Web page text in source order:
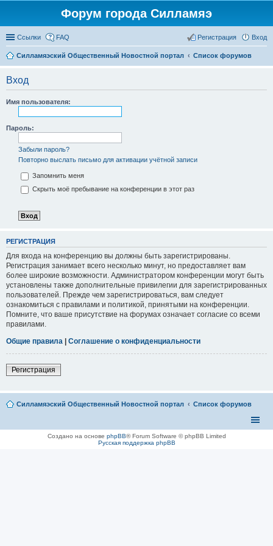
Форум города Силламяэ
Ссылки FAQ Вход
Регистрация
Силламяэский Общественный Новостной портал Список форумов
Вход
Имя пользователя:
Пароль:
Забыли пароль?
Повторно выслать письмо для активации учётной записи
Запомнить меня
Скрыть моё пребывание на конференции в этот раз
РЕГИСТРАЦИЯ
Для входа на конференцию вы должны быть зарегистрированы.
Регистрация занимает всего несколько минут, но предоставляет вам
более широкие возможности. Администратором конференции могут быть
установлены также дополнительные привилегии для зарегистрированных
пользователей. Прежде чем зарегистрироваться, вам следует
ознакомиться с правилами и политикой, принятыми на конференции.
Помните, что ваше присутствие на форумах означает согласие со всеми
правилами.
Общие правила | Соглашение о конфиденциальности
Регистрация
Силламяэский Общественный Новостной портал Список форумов
Создано на основе phpBB® Forum Software © phpBB Limited
Русская поддержка phpBB